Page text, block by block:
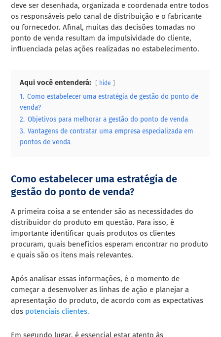
deve ser desenhada, organizada e coordenada entre todos
os responsáveis pelo canal de distribuição e o fabricante
ou fornecedor. Afinal, muitas das decisões tomadas no
ponto de venda resultam da impulsividade do cliente,
influenciada pelas ações realizadas no estabelecimento.
Aqui você entenderá: hide
1. Como estabelecer uma estratégia de gestão do ponto de
venda?
2. Objetivos para melhorar a gestão do ponto de venda
3. Vantagens de contratar uma empresa especializada em
pontos de venda
Como estabelecer uma estratégia de
gestão do ponto de venda?
A primeira coisa a se entender são as necessidades do
distribuidor do produto em questão. Para isso, é
importante identificar quais produtos os clientes
procuram, quais benefícios esperam encontrar no produto
e quais são os itens mais relevantes.
Após analisar essas informações, é o momento de
começar a desenvolver as linhas de ação e planejar a
apresentação do produto, de acordo com as expectativas
dos potenciais clientes.
Em segundo lugar, é essencial estar atento às